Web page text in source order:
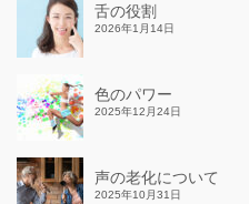
舌の役割
2026年1月14日
色のパワー
2025年12月24日
声の老化について
2025年10月31日